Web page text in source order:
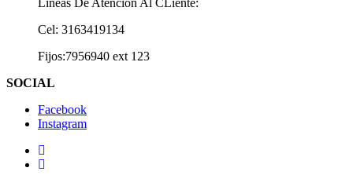
Cel: 3163419134
Fijos:7956940 ext 123
SOCIAL
Facebook
Instagram